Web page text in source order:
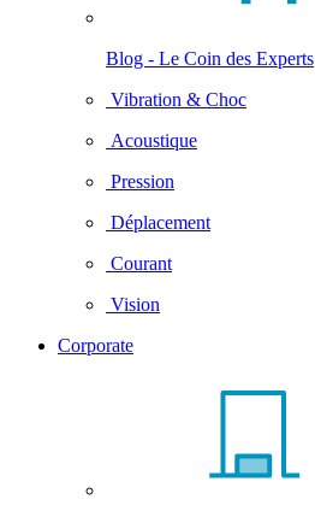
Blog - Le Coin des Experts
Vibration & Choc
Acoustique
Pression
Déplacement
Courant
Vision
Corporate